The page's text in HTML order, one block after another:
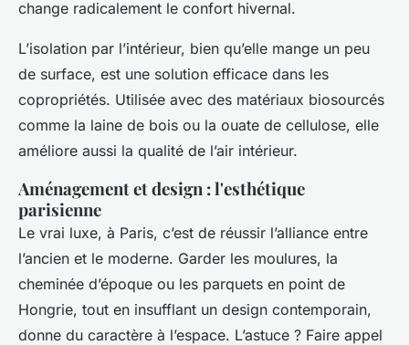
change radicalement le confort hivernal.
L’isolation par l’intérieur, bien qu’elle mange un peu
de surface, est une solution efficace dans les
copropriétés. Utilisée avec des matériaux biosourcés
comme la laine de bois ou la ouate de cellulose, elle
améliore aussi la qualité de l’air intérieur.
Aménagement et design : l'esthétique
parisienne
Le vrai luxe, à Paris, c’est de réussir l’alliance entre
l’ancien et le moderne. Garder les moulures, la
cheminée d’époque ou les parquets en point de
Hongrie, tout en insufflant un design contemporain,
donne du caractère à l’espace. L’astuce ? Faire appel